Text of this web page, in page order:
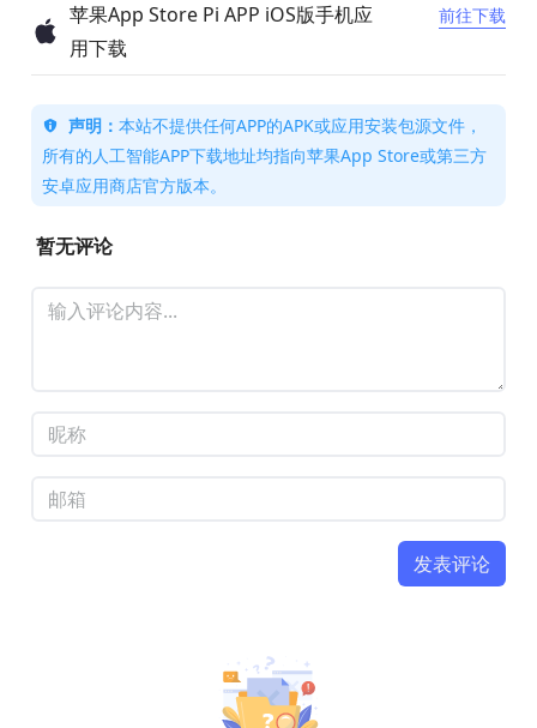
苹果App Store Pi APP iOS版手机应
用下载
前往下载
声明：本站不提供任何APP的APK或应用安装包源文件，
所有的人工智能APP下载地址均指向苹果App Store或第三方
安卓应用商店官方版本。
暂无评论
发表评论